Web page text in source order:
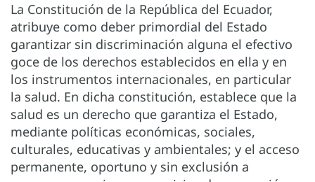
La Constitución de la República del Ecuador,
atribuye como deber primordial del Estado
garantizar sin discriminación alguna el efectivo
goce de los derechos establecidos en ella y en
los instrumentos internacionales, en particular
la salud. En dicha constitución, establece que la
salud es un derecho que garantiza el Estado,
mediante políticas económicas, sociales,
culturales, educativas y ambientales; y el acceso
permanente, oportuno y sin exclusión a